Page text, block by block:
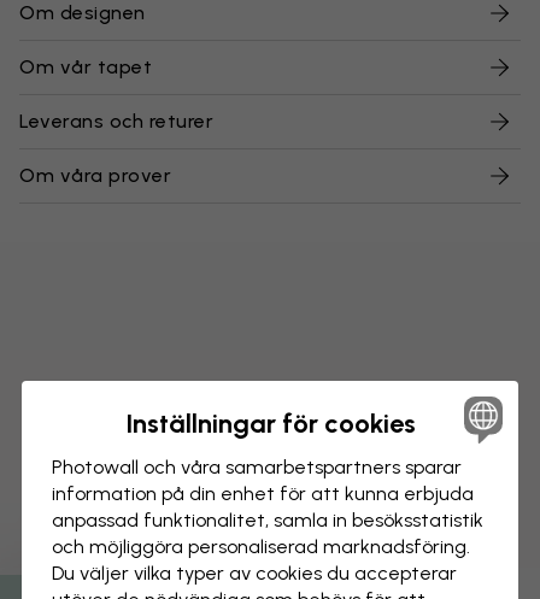
Om designen
Om vår tapet
Leverans och returer
Om våra prover
Inställningar för cookies
Photowall och våra samarbets­partners sparar
information på din enhet för att kunna erbjuda
anpassad funktionalitet, samla in besöks­statistik
och möjliggöra personaliserad marknads­föring.
Du väljer vilka typer av cookies du accepterar